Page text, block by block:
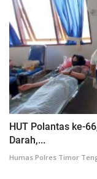
HUT Polantas ke-
Darah,...
Humas Polres Timor